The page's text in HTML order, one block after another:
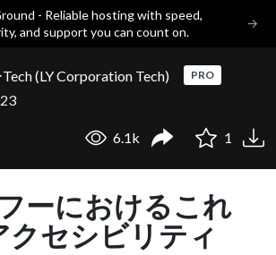
- Reliable hosting with speed,
and support you can count on.
→
(LY Corporation Tech) PRO
6.1k 1
ーにおけるこれ
セシビリティ